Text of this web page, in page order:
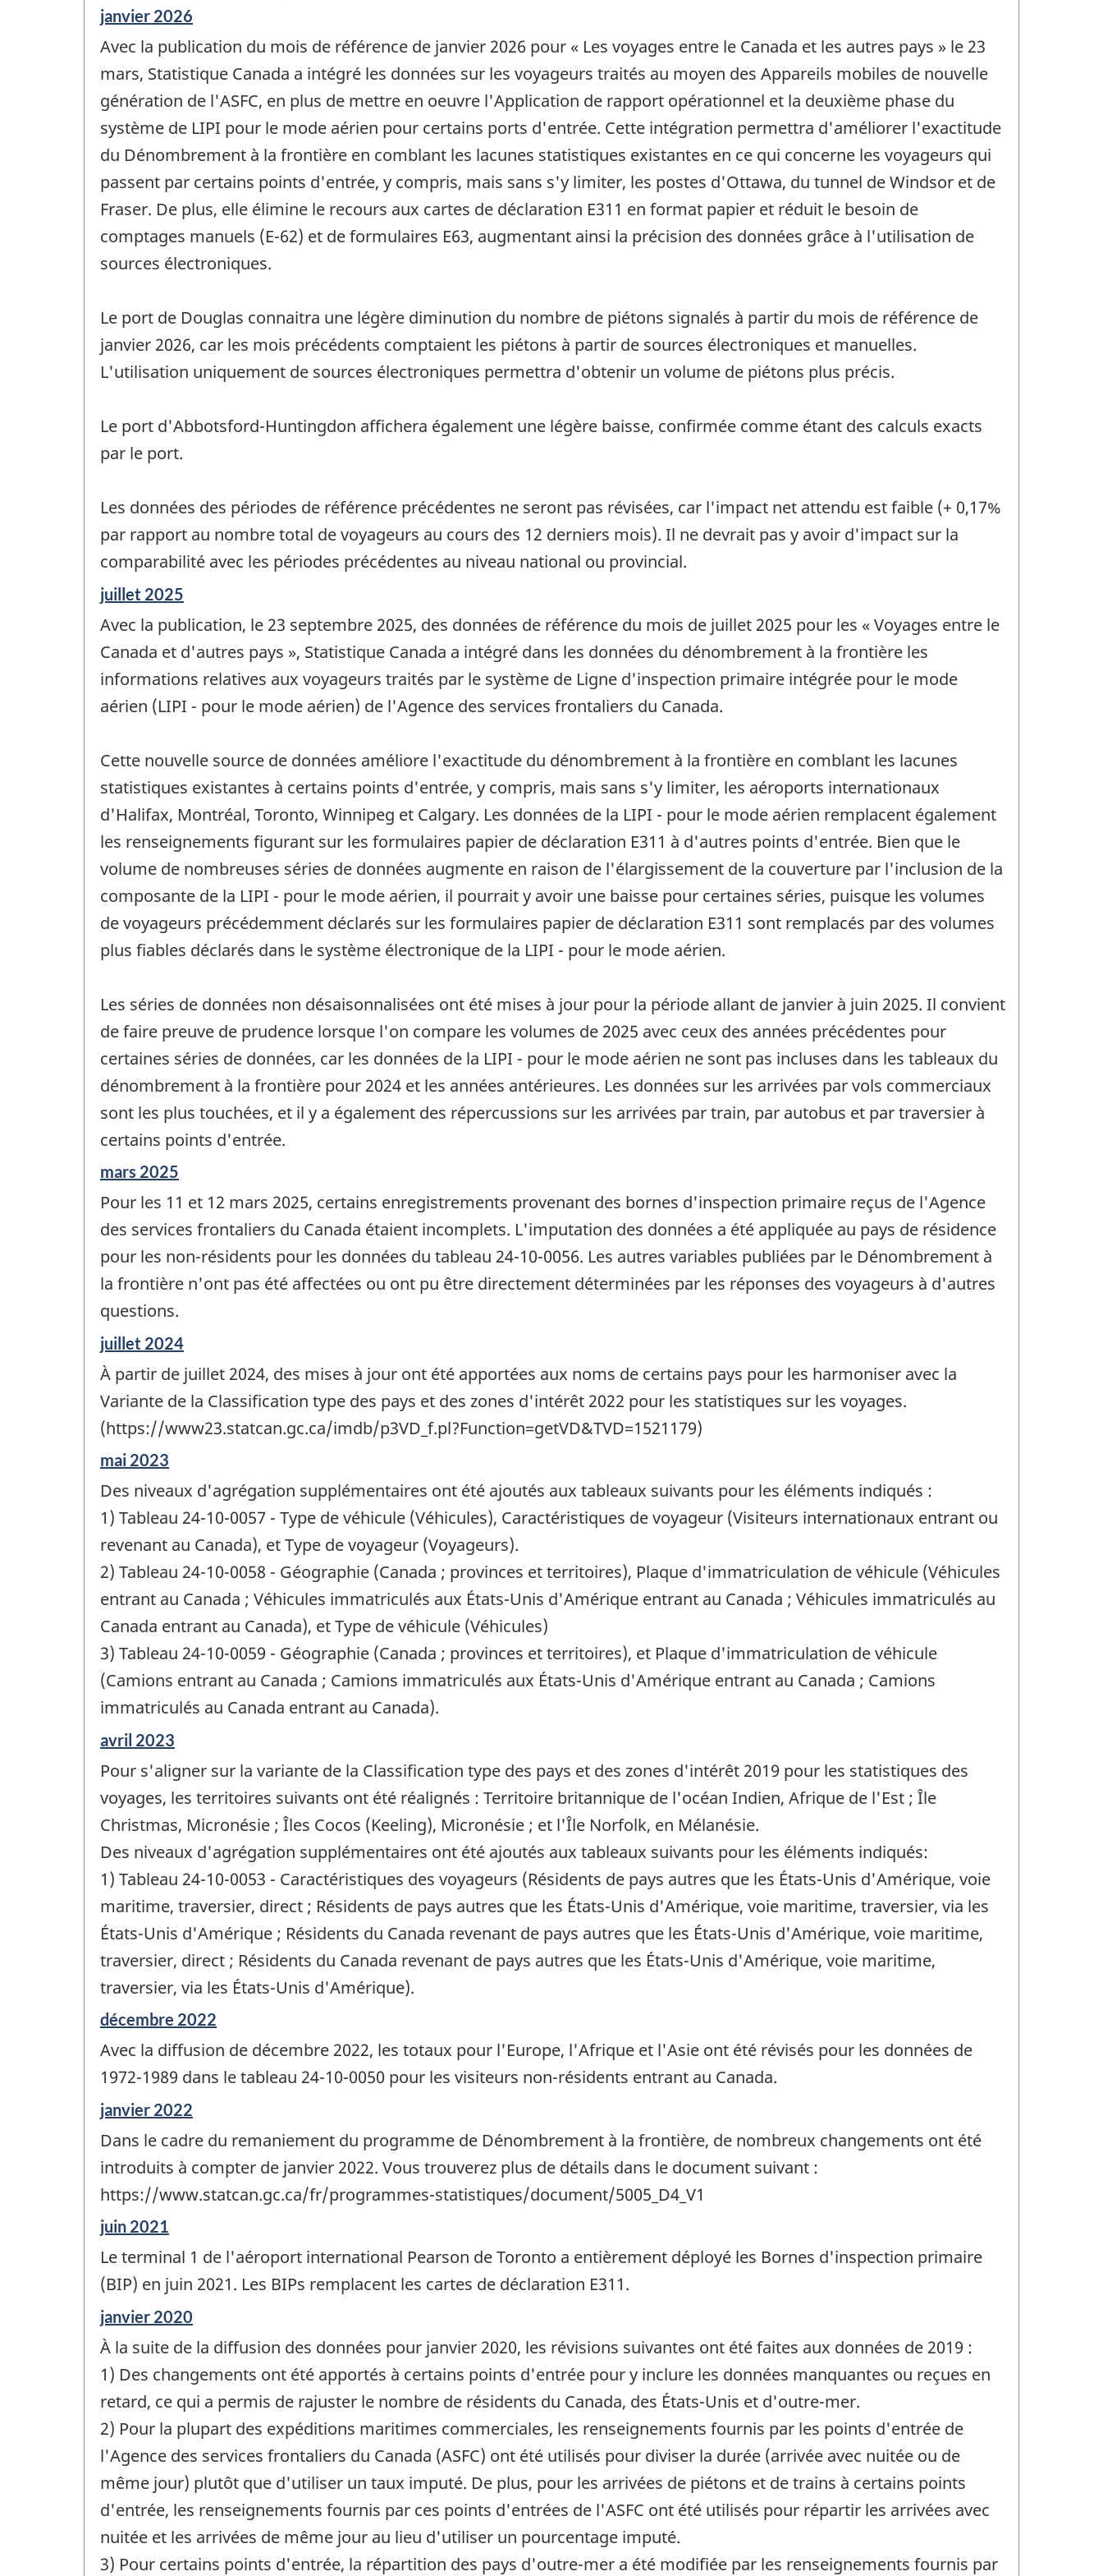
Période
référence
de
changement
-
janvier 2026
Avec la publication du mois de référence de janvier 2026 pour « Les voyages entre le Canada et les autres pays » le 23
mars, Statistique Canada a intégré les données sur les voyageurs traités au moyen des Appareils mobiles de nouvelle
génération de l'ASFC, en plus de mettre en oeuvre l'Application de rapport opérationnel et la deuxième phase du
système de LIPI pour le mode aérien pour certains ports d'entrée. Cette intégration permettra d'améliorer l'exactitude
du Dénombrement à la frontière en comblant les lacunes statistiques existantes en ce qui concerne les voyageurs qui
passent par certains points d'entrée, y compris, mais sans s'y limiter, les postes d'Ottawa, du tunnel de Windsor et de
Fraser. De plus, elle élimine le recours aux cartes de déclaration E311 en format papier et réduit le besoin de
comptages manuels (E-62) et de formulaires E63, augmentant ainsi la précision des données grâce à l'utilisation de
sources électroniques.
Le port de Douglas connaitra une légère diminution du nombre de piétons signalés à partir du mois de référence de
janvier 2026, car les mois précédents comptaient les piétons à partir de sources électroniques et manuelles.
L'utilisation uniquement de sources électroniques permettra d'obtenir un volume de piétons plus précis.
Le port d'Abbotsford-Huntingdon affichera également une légère baisse, confirmée comme étant des calculs exacts
par le port.
Les données des périodes de référence précédentes ne seront pas révisées, car l'impact net attendu est faible (+ 0,17%
par rapport au nombre total de voyageurs au cours des 12 derniers mois). Il ne devrait pas y avoir d'impact sur la
comparabilité avec les périodes précédentes au niveau national ou provincial.
Période
référence
de
-
juillet 2025
Avec la publication, le 23 septembre 2025, des données de référence du mois de juillet 2025 pour les « Voyages entre le
Canada et d'autres pays », Statistique Canada a intégré dans les données du dénombrement à la frontière les
informations relatives aux voyageurs traités par le système de Ligne d'inspection primaire intégrée pour le mode
aérien (LIPI - pour le mode aérien) de l'Agence des services frontaliers du Canada.
Cette nouvelle source de données améliore l'exactitude du dénombrement à la frontière en comblant les lacunes
statistiques existantes à certains points d'entrée, y compris, mais sans s'y limiter, les aéroports internationaux
d'Halifax, Montréal, Toronto, Winnipeg et Calgary. Les données de la LIPI - pour le mode aérien remplacent également
les renseignements figurant sur les formulaires papier de déclaration E311 à d'autres points d'entrée. Bien que le
volume de nombreuses séries de données augmente en raison de l'élargissement de la couverture par l'inclusion de la
composante de la LIPI - pour le mode aérien, il pourrait y avoir une baisse pour certaines séries, puisque les volumes
de voyageurs précédemment déclarés sur les formulaires papier de déclaration E311 sont remplacés par des volumes
plus fiables déclarés dans le système électronique de la LIPI - pour le mode aérien.
Les séries de données non désaisonnalisées ont été mises à jour pour la période allant de janvier à juin 2025. Il convient
de faire preuve de prudence lorsque l'on compare les volumes de 2025 avec ceux des années précédentes pour
certaines séries de données, car les données de la LIPI - pour le mode aérien ne sont pas incluses dans les tableaux du
dénombrement à la frontière pour 2024 et les années antérieures. Les données sur les arrivées par vols commerciaux
sont les plus touchées, et il y a également des répercussions sur les arrivées par train, par autobus et par traversier à
certains points d'entrée.
Période
référence
de
-
mars 2025
Pour les 11 et 12 mars 2025, certains enregistrements provenant des bornes d'inspection primaire reçus de l'Agence
des services frontaliers du Canada étaient incomplets. L'imputation des données a été appliquée au pays de résidence
pour les non-résidents pour les données du tableau 24-10-0056. Les autres variables publiées par le Dénombrement à
la frontière n'ont pas été affectées ou ont pu être directement déterminées par les réponses des voyageurs à d'autres
questions.
Période
de
référence
de
-
juillet 2024
À partir de juillet 2024, des mises à jour ont été apportées aux noms de certains pays pour les harmoniser avec la
Variante de la Classification type des pays et des zones d'intérêt 2022 pour les statistiques sur les voyages.
(https://www23.statcan.gc.ca/imdb/p3VD_f.pl?Function=getVD&TVD=1521179)
Période
référence
de
changement
-
mai 2023
Des niveaux d'agrégation supplémentaires ont été ajoutés aux tableaux suivants pour les éléments indiqués :
1) Tableau 24-10-0057 - Type de véhicule (Véhicules), Caractéristiques de voyageur (Visiteurs internationaux entrant ou
revenant au Canada), et Type de voyageur (Voyageurs).
2) Tableau 24-10-0058 - Géographie (Canada ; provinces et territoires), Plaque d'immatriculation de véhicule (Véhicules
entrant au Canada ; Véhicules immatriculés aux États-Unis d'Amérique entrant au Canada ; Véhicules immatriculés au
Canada entrant au Canada), et Type de véhicule (Véhicules)
3) Tableau 24-10-0059 - Géographie (Canada ; provinces et territoires), et Plaque d'immatriculation de véhicule
(Camions entrant au Canada ; Camions immatriculés aux États-Unis d'Amérique entrant au Canada ; Camions
immatriculés au Canada entrant au Canada).
Période
référence
de
changement
-
avril 2023
Pour s'aligner sur la variante de la Classification type des pays et des zones d'intérêt 2019 pour les statistiques des
voyages, les territoires suivants ont été réalignés : Territoire britannique de l'océan Indien, Afrique de l'Est ; Île
Christmas, Micronésie ; Îles Cocos (Keeling), Micronésie ; et l'Île Norfolk, en Mélanésie.
Des niveaux d'agrégation supplémentaires ont été ajoutés aux tableaux suivants pour les éléments indiqués:
1) Tableau 24-10-0053 - Caractéristiques des voyageurs (Résidents de pays autres que les États-Unis d'Amérique, voie
maritime, traversier, direct ; Résidents de pays autres que les États-Unis d'Amérique, voie maritime, traversier, via les
États-Unis d'Amérique ; Résidents du Canada revenant de pays autres que les États-Unis d'Amérique, voie maritime,
traversier, direct ; Résidents du Canada revenant de pays autres que les États-Unis d'Amérique, voie maritime,
traversier, via les États-Unis d'Amérique).
Période
référence
de
-
décembre 2022
Avec la diffusion de décembre 2022, les totaux pour l'Europe, l'Afrique et l'Asie ont été révisés pour les données de
1972-1989 dans le tableau 24-10-0050 pour les visiteurs non-résidents entrant au Canada.
Période
référence
de
-
janvier 2022
Dans le cadre du remaniement du programme de Dénombrement à la frontière, de nombreux changements ont été
introduits à compter de janvier 2022. Vous trouverez plus de détails dans le document suivant :
https://www.statcan.gc.ca/fr/programmes-statistiques/document/5005_D4_V1
Période
référence
de
changement
-
juin 2021
Le terminal 1 de l'aéroport international Pearson de Toronto a entièrement déployé les Bornes d'inspection primaire
(BIP) en juin 2021. Les BIPs remplacent les cartes de déclaration E311.
Période
de
référence
de
changement
-
janvier 2020
À la suite de la diffusion des données pour janvier 2020, les révisions suivantes ont été faites aux données de 2019 :
1) Des changements ont été apportés à certains points d'entrée pour y inclure les données manquantes ou reçues en
retard, ce qui a permis de rajuster le nombre de résidents du Canada, des États-Unis et d'outre-mer.
2) Pour la plupart des expéditions maritimes commerciales, les renseignements fournis par les points d'entrée de
l'Agence des services frontaliers du Canada (ASFC) ont été utilisés pour diviser la durée (arrivée avec nuitée ou de
même jour) plutôt que d'utiliser un taux imputé. De plus, pour les arrivées de piétons et de trains à certains points
d'entrée, les renseignements fournis par ces points d'entrées de l'ASFC ont été utilisés pour répartir les arrivées avec
nuitée et les arrivées de même jour au lieu d'utiliser un pourcentage imputé.
3) Pour certains points d'entrée, la répartition des pays d'outre-mer a été modifiée par les renseignements fournis par